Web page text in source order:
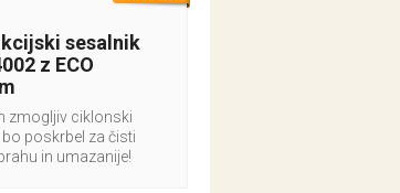
sesalnik
z ECO
zmogljiv ciklonski
poskrbel za čisti
in umazanije!